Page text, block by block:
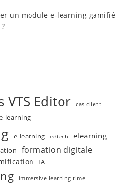
un module e-learning gamifié
VTS Editor cas client
learning
e-learning edtech elearning
formation digitale
IA
immersive learning time